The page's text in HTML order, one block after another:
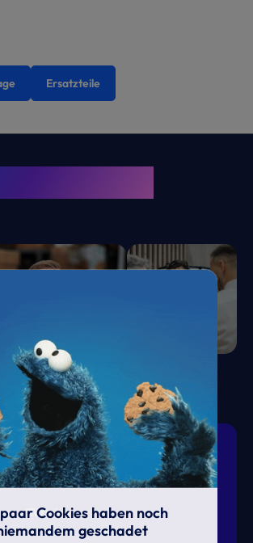
Ersatzteile
& heiße News für gutes
Termine
Cookies haben noch
geschadet